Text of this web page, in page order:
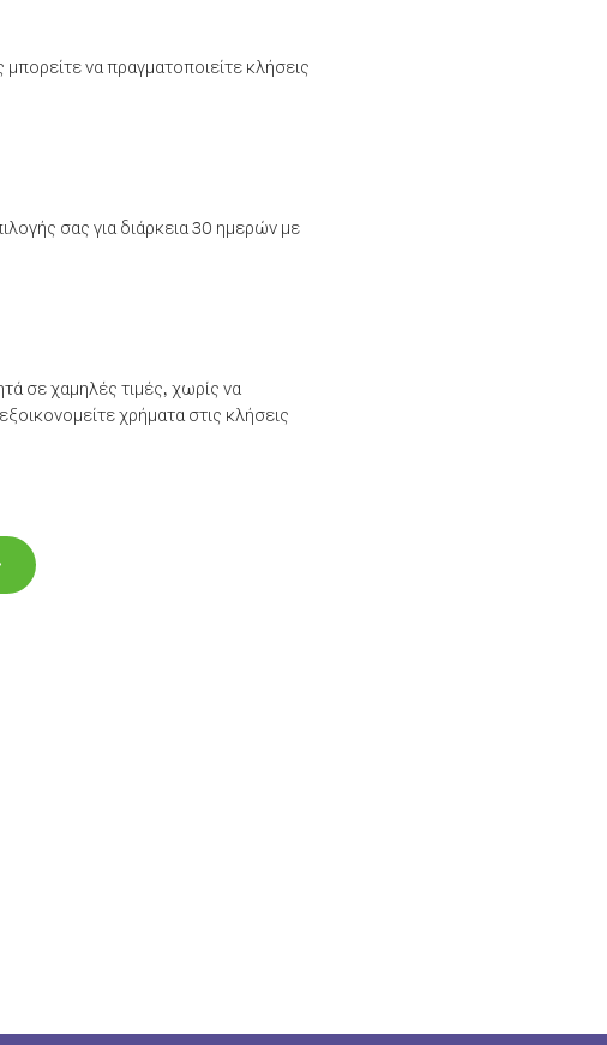
να πραγματοποιείτε κλήσεις
σας για διάρκεια 30 ημερών με
σε χαμηλές τιμές, χωρίς να
χρήματα στις κλήσεις